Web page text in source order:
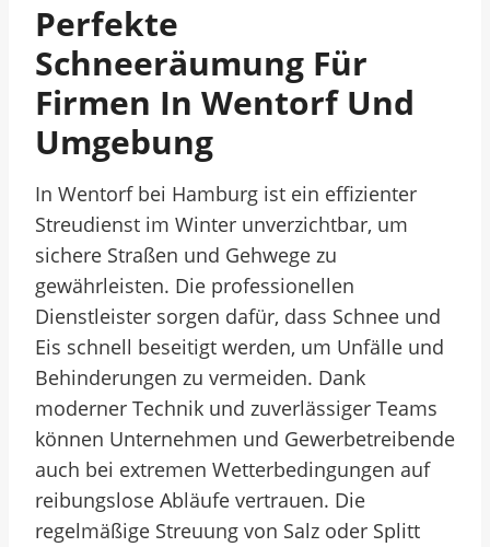
Perfekte
Schneeräumung Für
Firmen In Wentorf Und
Umgebung
In Wentorf bei Hamburg ist ein effizienter
Streudienst im Winter unverzichtbar, um
sichere Straßen und Gehwege zu
gewährleisten. Die professionellen
Dienstleister sorgen dafür, dass Schnee und
Eis schnell beseitigt werden, um Unfälle und
Behinderungen zu vermeiden. Dank
moderner Technik und zuverlässiger Teams
können Unternehmen und Gewerbetreibende
auch bei extremen Wetterbedingungen auf
reibungslose Abläufe vertrauen. Die
regelmäßige Streuung von Salz oder Splitt